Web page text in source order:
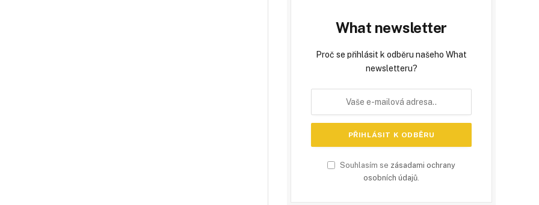
What newsletter
Proč se přihlásit k odběru našeho What
newsletteru?
Souhlasím se zásadami ochrany
osobních údajů.